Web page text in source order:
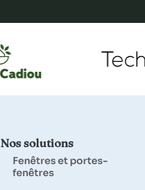
Nos solutions
Fenêtres et portes-
fenêtres